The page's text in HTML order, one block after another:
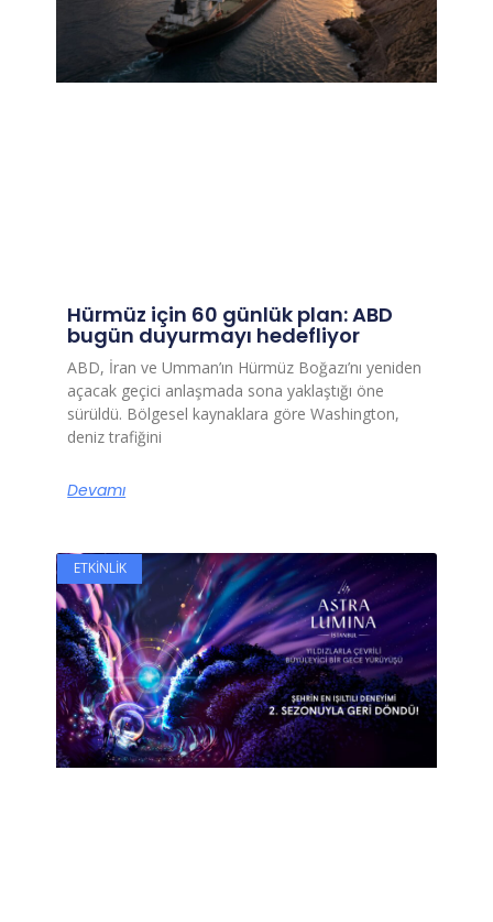
Hürmüz için 60 günlük plan: ABD
bugün duyurmayı hedefliyor
ABD, İran ve Umman’ın Hürmüz Boğazı’nı yeniden
açacak geçici anlaşmada sona yaklaştığı öne
sürüldü. Bölgesel kaynaklara göre Washington,
deniz trafiğini
Devamı
ETKINLIK